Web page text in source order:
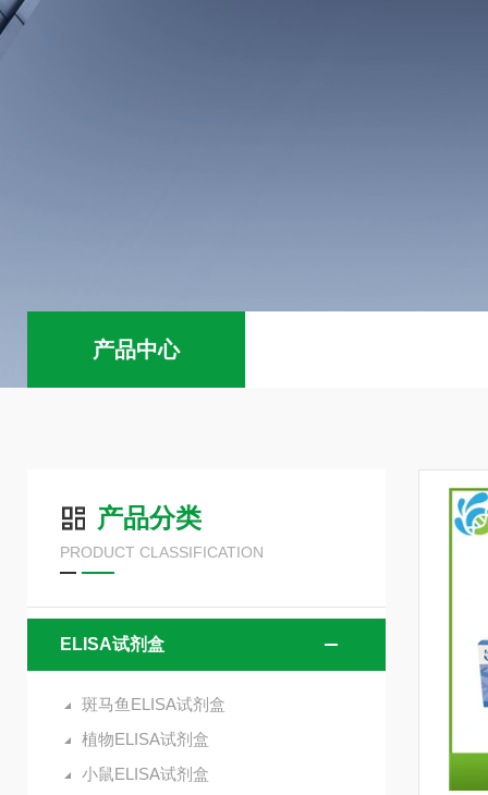
产品中心
产品分类
PRODUCT CLASSIFICATION
ELISA试剂盒
斑马鱼ELISA试剂盒
植物ELISA试剂盒
小鼠ELISA试剂盒